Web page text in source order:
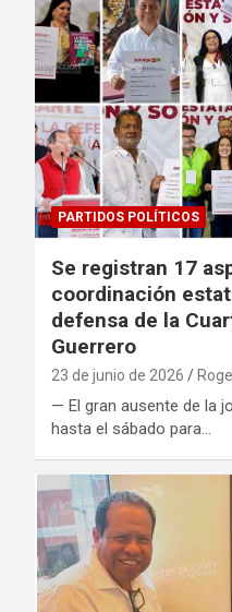
PARTIDOS POLÍTICOS
Se registran 17
coordinación
defensa de la
Guerrero
23 de junio de 2026
— El gran ausente de la
hasta el sábado para…